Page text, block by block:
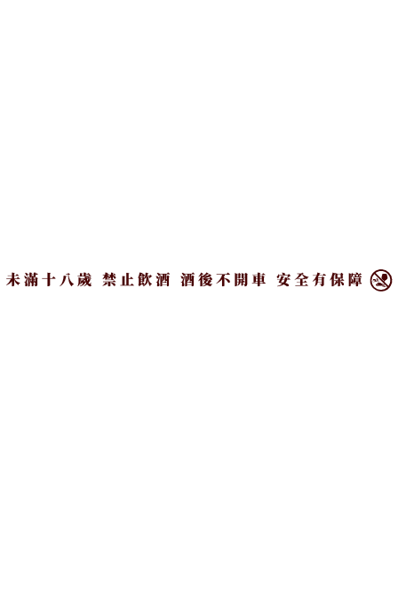
經典飲料調酒｜熱炒店必
喝！蘋果西打套「這幾
藏著烈酒的巧克力｜全球
4大酒心巧克力推薦